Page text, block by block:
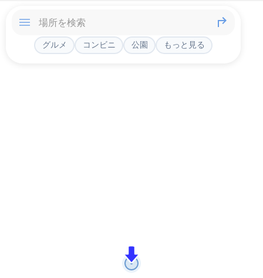
グルメ コンビニ 公園 もっと見る